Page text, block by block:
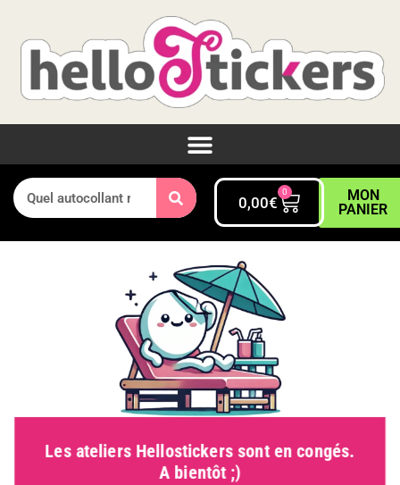
0,00€
0
MON
PANIER
Les ateliers Hellostickers sont en congés.
A bientôt ;)